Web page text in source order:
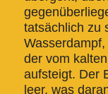
tatsächlich zu
der vom
aufsteigt. Der
leer, was